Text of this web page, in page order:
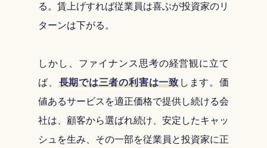
る。賃上げすれば従業員は喜ぶが投資家のリ
ターンは下がる。
しかし、ファイナンス思考の経営観に立て
ば、 長期では三者の利害は一致します。価
値あるサービスを適正価格で提供し続ける会
社は、顧客から選ばれ続け、安定したキャッ
シュを生み、その一部を従業員と投資家に正